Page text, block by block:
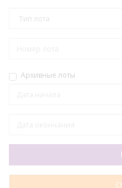
Архивные лоты